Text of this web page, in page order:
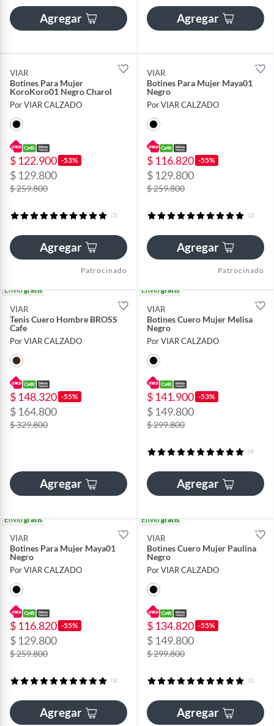
Agregar Agregar
VIAR
Botines Para Mujer
KoroKoro01 Negro Charol
Por VIAR CALZADO
$ 122.900 -53%
$ 129.800
$ 259.800
(2)
Agregar
Patrocinado
VIAR
Botines Para Mujer Maya01
Negro
Por VIAR CALZADO
$ 116.820 -55%
$ 129.800
$ 259.800
(3)
Agregar
Patrocinado
Envíogratis
VIAR
Tenis Cuero Hombre BROSS
Cafe
Por VIAR CALZADO
$ 148.320 -55%
$ 164.800
$ 329.800
Agregar
Envíogratis
VIAR
Botines Cuero Mujer Melisa
Negro
Por VIAR CALZADO
$ 141.900 -53%
$ 149.800
$ 299.800
(4)
Agregar
Envíogratis
VIAR
Botines Para Mujer Maya01
Negro
Por VIAR CALZADO
$ 116.820 -55%
$ 129.800
$ 259.800
(3)
Agregar
Envíogratis
VIAR
Botines Cuero Mujer Paulina
Negro
Por VIAR CALZADO
$ 134.820 -55%
$ 149.800
$ 299.800
(2)
Agregar